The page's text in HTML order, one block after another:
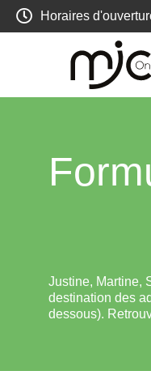
Horaires
Justine, Martine,
destination des
dessous).